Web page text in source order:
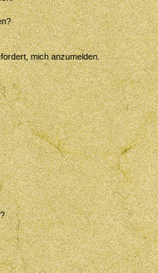
mich anzumelden.